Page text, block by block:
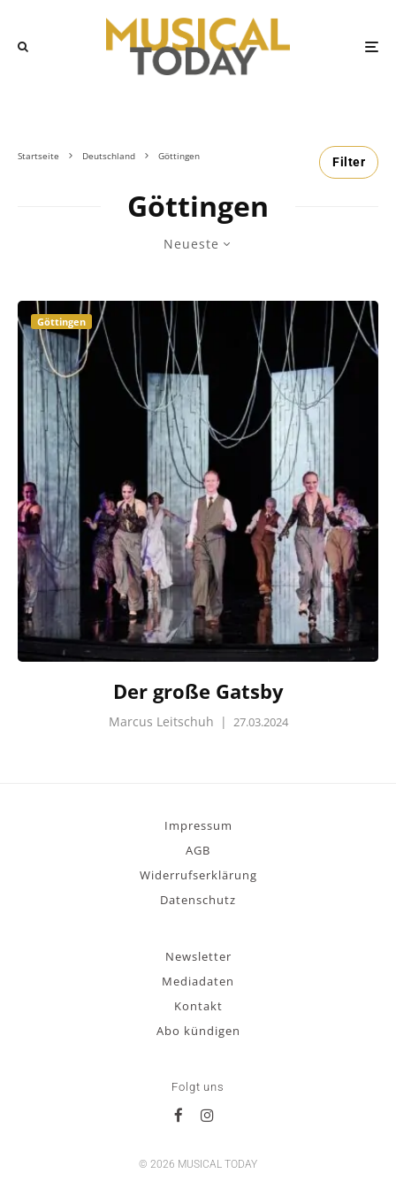
Startseite Deutschland Göttingen Filter
Göttingen
Neueste
Göttingen
Der große Gatsby
Marcus Leitschuh | 27.03.2024
Impressum
AGB
Widerrufserklärung
Datenschutz
Newsletter
Mediadaten
Kontakt
Abo kündigen
Folgt uns
© 2026 MUSICAL TODAY